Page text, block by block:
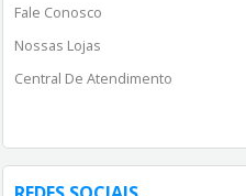
Fale Conosco
Nossas Lojas
Central De Atendimento